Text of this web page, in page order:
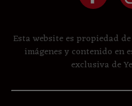
Esta website es propiedad
imágenes y contenido en
exclusiva de